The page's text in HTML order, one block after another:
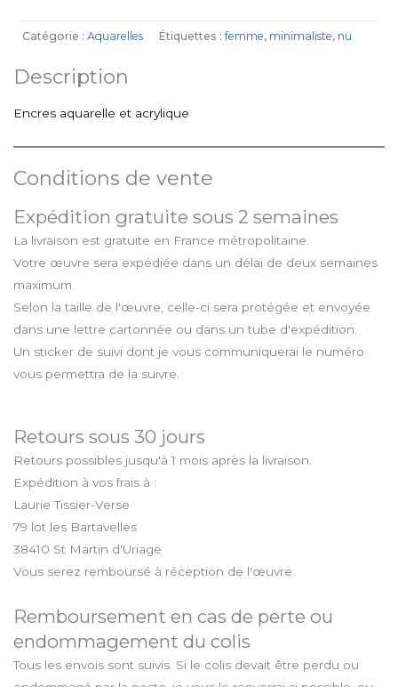
Catégorie : Aquarelles Étiquettes : femme, minimaliste, nu
Description
Encres aquarelle et acrylique
Conditions de vente
Expédition gratuite sous 2 semaines
La livraison est gratuite en France métropolitaine.
Votre œuvre sera expédiée dans un délai de deux semaines
maximum.
Selon la taille de l'œuvre, celle-ci sera protégée et envoyée
dans une lettre cartonnée ou dans un tube d'expédition.
Un sticker de suivi dont je vous communiquerai le numéro
vous permettra de la suivre.
Retours sous 30 jours
Retours possibles jusqu'à 1 mois après la livraison.
Expédition à vos frais à :
Laurie Tissier-Verse
79 lot les Bartavelles
38410 St Martin d'Uriage
Vous serez remboursé à réception de l'œuvre.
Remboursement en cas de perte ou
endommagement du colis
Tous les envois sont suivis. Si le colis devait être perdu ou